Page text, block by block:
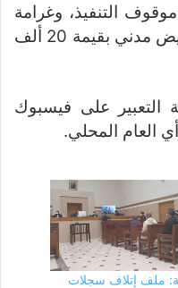
حبسًا موقوف التنفيذ، وغرامة
مالية قدرها 3000 درهم، وتعويض مدني بقيمة 20 ألف
التعبير على فيسبوك
العام المحلي.
ملف إتلاف سجلات